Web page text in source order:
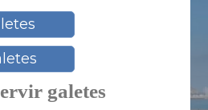
galetes